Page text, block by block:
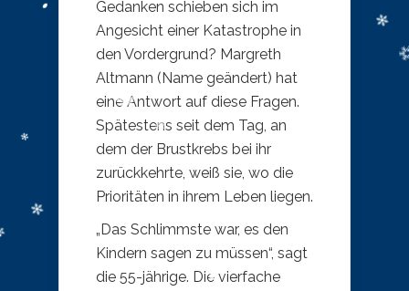
Gedanken schieben sich im
Angesicht einer Katastrophe in
den Vordergrund? Margreth
Altmann (Name geändert) hat
eine Antwort auf diese Fragen.
Spätestens seit dem Tag, an
dem der Brustkrebs bei ihr
zurückkehrte, weiß sie, wo die
Prioritäten in ihrem Leben liegen.
„Das Schlimmste war, es den
Kindern sagen zu müssen“, sagt
die 55-jährige. Die vierfache